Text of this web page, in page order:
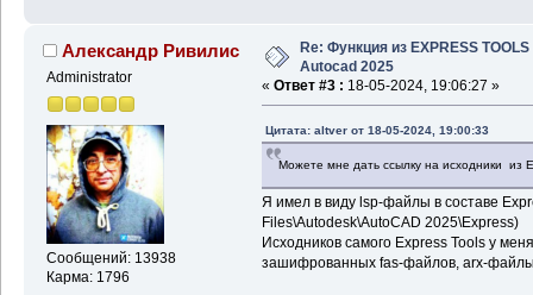
Александр Ривилис
Administrator
Сообщений: 13938
Карма: 1796
Re: Функция из EXPRESS TOOLS
Autocad 2025
« Ответ #3 : 18-05-2024, 19:06:27 »
Цитата: altver от 18-05-2024, 19:00:33
Можете мне дать ссылку на исходники из
Я имел в виду lsp-файлы в составе
Files\Autodesk\AutoCAD 2025\Express)
Исходников самого Express Tools у
зашифрованных fas-файлов, arx-